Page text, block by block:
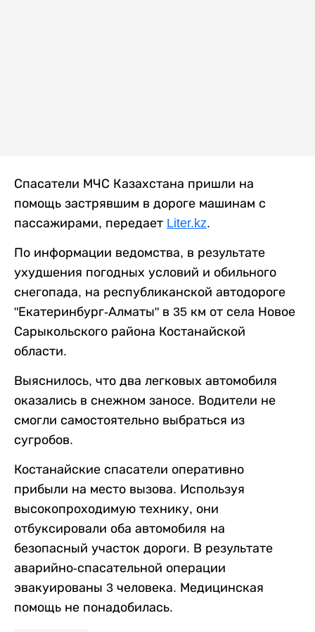
Спасатели МЧС Казахстана пришли на
помощь застрявшим в дороге машинам с
пассажирами, передает Liter.kz.
По информации ведомства, в результате
ухудшения погодных условий и обильного
снегопада, на республиканской автодороге
"Екатеринбург-Алматы" в 35 км от села Новое
Сарыкольского района Костанайской
области.
Выяснилось, что два легковых автомобиля
оказались в снежном заносе. Водители не
смогли самостоятельно выбраться из
сугробов.
Костанайские спасатели оперативно
прибыли на место вызова. Используя
высокопроходимую технику, они
отбуксировали оба автомобиля на
безопасный участок дороги. В результате
аварийно-спасательной операции
эвакуированы 3 человека. Медицинская
помощь не понадобилась.